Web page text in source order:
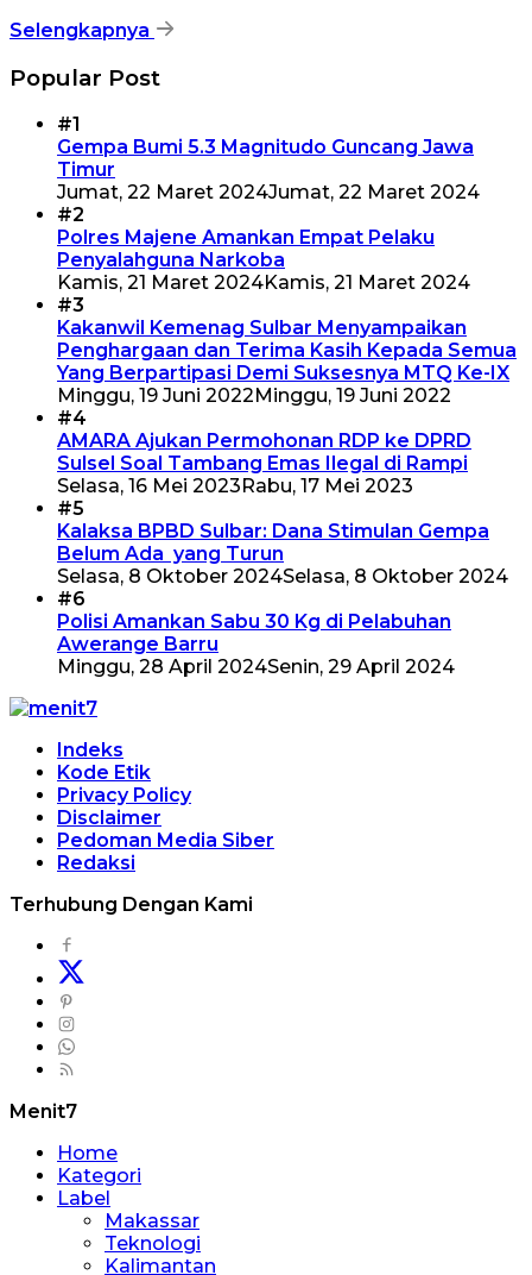
Selengkapnya
Popular Post
#1
Gempa Bumi 5.3 Magnitudo Guncang Jawa
Timur
Jumat, 22 Maret 2024Jumat, 22 Maret 2024
#2
Polres Majene Amankan Empat Pelaku
Penyalahguna Narkoba
Kamis, 21 Maret 2024Kamis, 21 Maret 2024
#3
Kakanwil Kemenag Sulbar Menyampaikan
Penghargaan dan Terima Kasih Kepada Semua
Yang Berpartipasi Demi Suksesnya MTQ Ke-IX
Minggu, 19 Juni 2022 Minggu, 19 Juni 2022
#4
AMARA Ajukan Permohonan RDP ke DPRD
Sulsel Soal Tambang Emas Ilegal di Rampi
Selasa, 16 Mei 2023 Rabu, 17 Mei 2023
#5
Kalaksa BPBD Sulbar: Dana Stimulan Gempa
Belum Ada yang Turun
Selasa, 8 Oktober 2024Selasa, 8 Oktober 2024
#6
Polisi Amankan Sabu 30 Kg di Pelabuhan
Awerange Barru
Minggu, 28 April 2024Senin, 29 April 2024
Indeks
Kode Etik
Privacy Policy
Disclaimer
Pedoman Media Siber
Redaksi
Terhubung Dengan Kami
Menit7
Home
Kategori
Label
Makassar
Teknologi
Kalimantan